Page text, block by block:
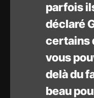
parfois
déclaré
certains
vous
delà du
beau